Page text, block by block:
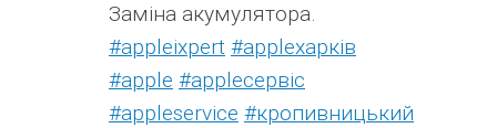
Заміна акумулятора.
#appleixpert #аррleхарків
#apple #аррleсервіс
#appleservice #кропивницький